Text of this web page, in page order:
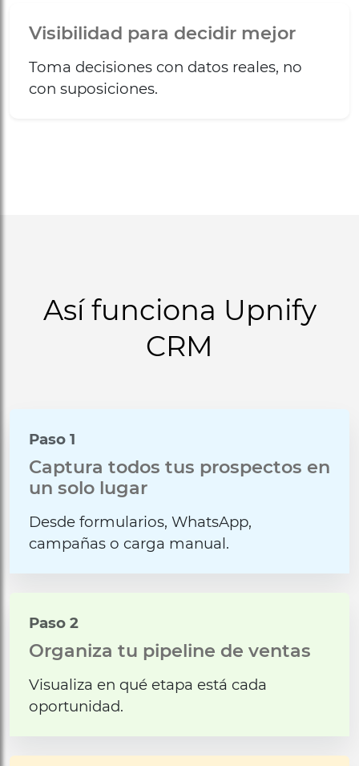
Visibilidad para decidir mejor
Toma decisiones con datos reales, no
con suposiciones.
Así funciona Upnify
CRM
Paso 1
Captura todos tus prospectos en
un solo lugar
Desde formularios, WhatsApp,
campañas o carga manual.
Paso 2
Organiza tu pipeline de ventas
Visualiza en qué etapa está cada
oportunidad.